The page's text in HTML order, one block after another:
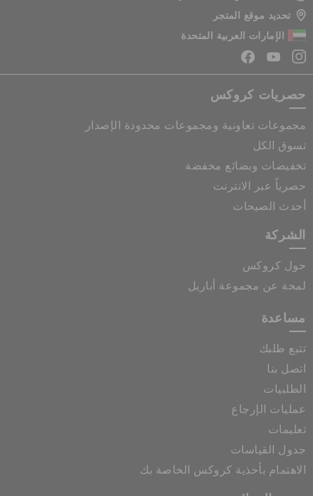
تحديد موقع المتجر
الإمارات العربية المتحدة
حصريات كروكس
مجموعات تعاونية ومجموعات محدودة الإصدار
تسوق الكل
تخفيضات وبضائع مخفضة
حصرياً عبر الانترنت
أحدث الصيحات
الشركة
حول كروكس
لمحة عن مجموعة أباريل
مساعدة
تتبع طلبك
اتصل بنا
الطلبيات
عمليات الإرجاع
تعليمات
جدول القياسات
الاهتمام بأحذية كروكس الخاصة بك